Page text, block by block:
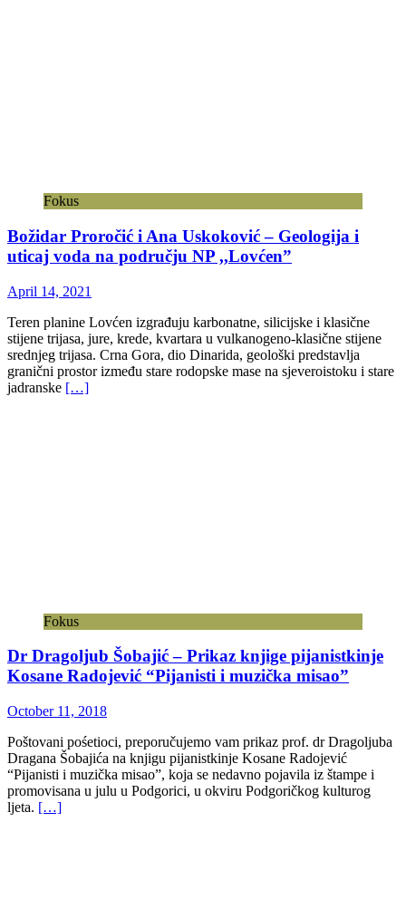
Fokus
Božidar Proročić i Ana Uskoković – Geologija i
uticaj voda na području NP ,,Lovćen”
April 14, 2021
Teren planine Lovćen izgrađuju karbonatne, silicijske i klasične
stijene trijasa, jure, krede, kvartara u vulkanogeno-klasične stijene
srednjeg trijasa. Crna Gora, dio Dinarida, geološki predstavlja
granični prostor između stare rodopske mase na sjeveroistoku i stare
jadranske […]
Fokus
Dr Dragoljub Šobajić – Prikaz knjige pijanistkinje
Kosane Radojević “Pijanisti i muzička misao”
October 11, 2018
Poštovani pośetioci, preporučujemo vam prikaz prof. dr Dragoljuba
Dragana Šobajića na knjigu pijanistkinje Kosane Radojević
“Pijanisti i muzička misao”, koja se nedavno pojavila iz štampe i
promovisana u julu u Podgorici, u okviru Podgoričkog kulturog
ljeta. […]